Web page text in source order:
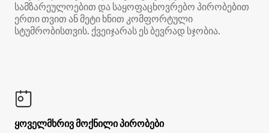
სამზარეულოებით და საყოფაცხოვრებო პირობებით
ერთი თვით ან მეტი ხნით კომფორტული
სტუმრობისთვის. ქვეიჯარას ეს ბევრად სჯობია.
ყოველმხრივ მოქნილი პირობები